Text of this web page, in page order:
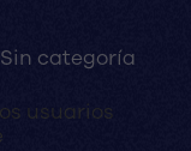
Sin categoría
usuarios